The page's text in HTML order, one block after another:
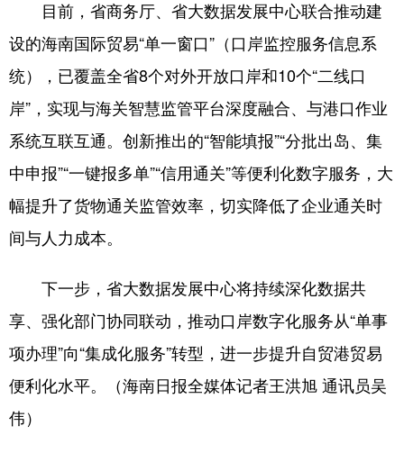
目前，省商务厅、省大数据发展中心联合推动建
设的海南国际贸易“单一窗口”（口岸监控服务信息系
统），已覆盖全省8个对外开放口岸和10个“二线口
岸”，实现与海关智慧监管平台深度融合、与港口作业
系统互联互通。创新推出的“智能填报”“分批出岛、集
中申报”“一键报多单”“信用通关”等便利化数字服务，大
幅提升了货物通关监管效率，切实降低了企业通关时
间与人力成本。
下一步，省大数据发展中心将持续深化数据共
享、强化部门协同联动，推动口岸数字化服务从“单事
项办理”向“集成化服务”转型，进一步提升自贸港贸易
便利化水平。（海南日报全媒体记者王洪旭 通讯员吴
伟）